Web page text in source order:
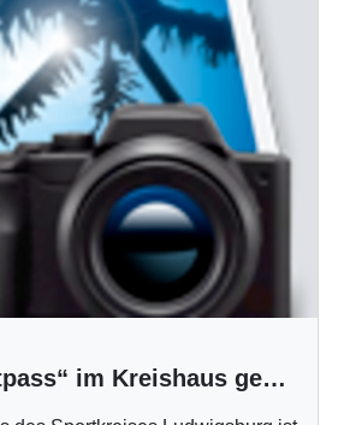
Projekt „Sportpass“ im Kreishaus gestartet und vorgestellt